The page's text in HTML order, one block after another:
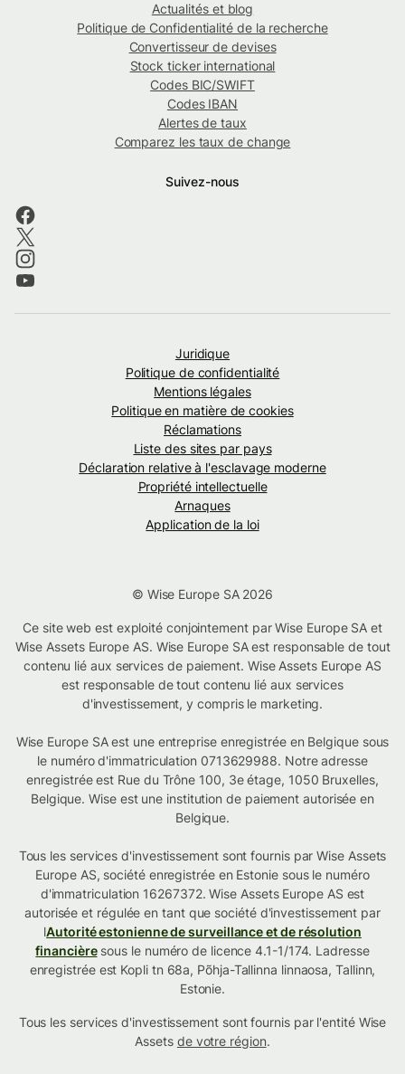
Actualités et blog
Politique de Confidentialité de la recherche
Convertisseur de devises
Stock ticker international
Codes BIC/SWIFT
Codes IBAN
Alertes de taux
Comparez les taux de change
Suivez-nous
Juridique
Politique de confidentialité
Mentions légales
Politique en matière de cookies
Réclamations
Liste des sites par pays
Déclaration relative à l'esclavage moderne
Propriété intellectuelle
Arnaques
Application de la loi
© Wise Europe SA 2026
Ce site web est exploité conjointement par Wise Europe SA et
Wise Assets Europe AS. Wise Europe SA est responsable de tout
contenu lié aux services de paiement. Wise Assets Europe AS
est responsable de tout contenu lié aux services
d'investissement, y compris le marketing.
Wise Europe SA est une entreprise enregistrée en Belgique sous
le numéro d'immatriculation 0713629988. Notre adresse
enregistrée est Rue du Trône 100, 3e étage, 1050 Bruxelles,
Belgique. Wise est une institution de paiement autorisée en
Belgique.
Tous les services d'investissement sont fournis par Wise Assets
Europe AS, société enregistrée en Estonie sous le numéro
d'immatriculation 16267372. Wise Assets Europe AS est
autorisée et régulée en tant que société d'investissement par
lAutorité estonienne de surveillance et de résolution
financièresous le numéro de licence 4.1-1/174. Ladresse
enregistrée est Kopli tn 68a, Põhja-Tallinna linnaosa, Tallinn,
Estonie.
Tous les services d'investissement sont fournis par l'entité Wise
Assets de votre région.